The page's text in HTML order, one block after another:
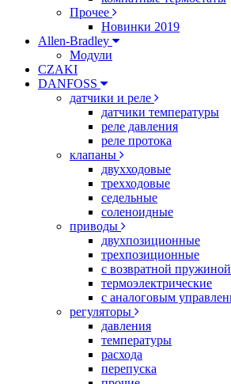
Прочее
Новинки 2019
Allen-Bradley
Модули
CZAKI
DANFOSS
датчики и реле
датчики температуры
реле давления
реле протока
клапаны
двухходовые
трехходовые
седельные
соленоидные
приводы
двухпозиционные
трехпозиционные
с возвратной пружиной
термоэлектрические
с аналоговым
регуляторы
давления
температуры
расхода
перепуска